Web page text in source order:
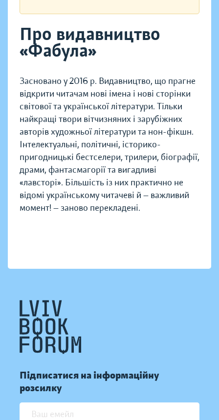
Про видавництво
«Фабула»
Засновано у 2016 р. Видавництво, що прагне
відкрити читачам нові імена і нові сторінки
світової та української літератури. Тільки
найкращі твори вітчизняних і зарубіжних
авторів художньої літератури та нон-фікшн.
Інтелектуальні, політичні, історико-
пригодницькі бестселери, трилери, біографії,
драми, фантасмагорії та вигадливі
«лавсторі». Більшість із них практично не
відомі українському читачеві й — важливий
момент! — заново перекладені.
Підписатися на інформаційну
розсилку